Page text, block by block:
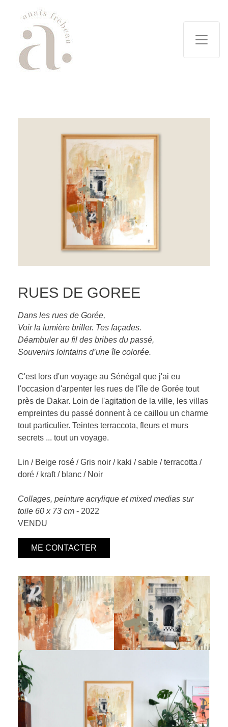
RUES DE GOREE
Dans les rues de Gorée,
Voir la lumière briller. Tes façades.
Déambuler au fil des bribes du passé,
Souvenirs lointains d’une île colorée.
C'est lors d'un voyage au Sénégal que j'ai eu
l'occasion d'arpenter les rues de l'île de Gorée tout
près de Dakar. Loin de l'agitation de la ville, les villas
empreintes du passé donnent à ce caillou un charme
tout particulier. Teintes terraccota, fleurs et murs
secrets ... tout un voyage.
Lin / Beige rosé / Gris noir / kaki / sable / terracotta /
doré / kraft / blanc / Noir
Collages, peinture acrylique et mixed medias sur
toile 60 x 73 cm - 2022
VENDU
ME CONTACTER